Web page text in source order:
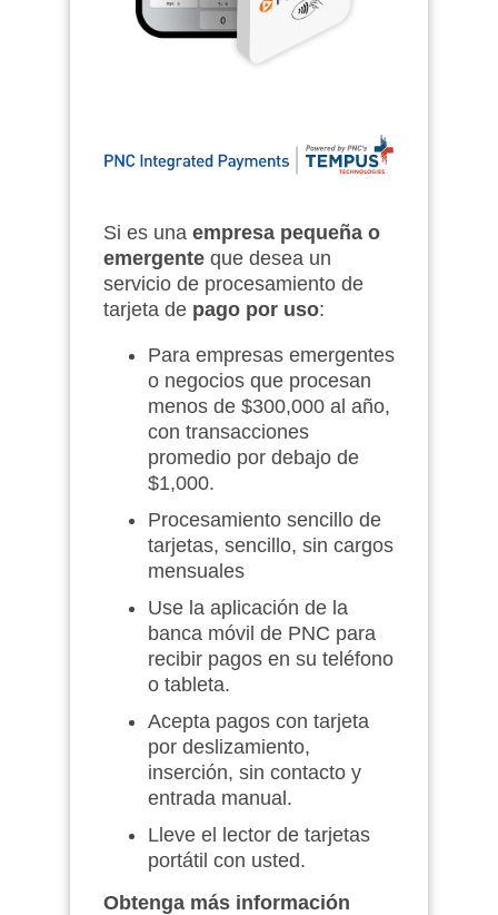
Si es una empresa pequeña o
emergente que desea un
servicio de procesamiento de
tarjeta de pago por uso:
Para empresas emergentes
o negocios que procesan
menos de $300,000 al año,
con transacciones
promedio por debajo de
$1,000.
Procesamiento sencillo de
tarjetas, sencillo, sin cargos
mensuales
Use la aplicación de la
banca móvil de PNC para
recibir pagos en su teléfono
o tableta.
Acepta pagos con tarjeta
por deslizamiento,
inserción, sin contacto y
entrada manual.
Lleve el lector de tarjetas
portátil con usted.
Obtenga más información